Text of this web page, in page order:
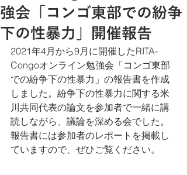
強会「コンゴ東部での紛争
下の性暴力」開催報告
2021年4月から9月に開催したRITA-
Congoオンライン勉強会「コンゴ東部
での紛争下の性暴力」の報告書を作成
しました。紛争下の性暴力に関する米
川共同代表の論文を参加者で一緒に講
読しながら、議論を深める会でした。
報告書には参加者のレポートを掲載し
ていますので、ぜひご覧ください。